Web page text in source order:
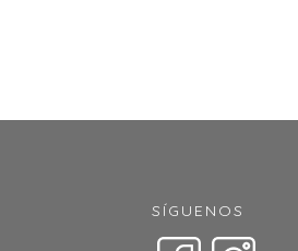
SÍGUENOS